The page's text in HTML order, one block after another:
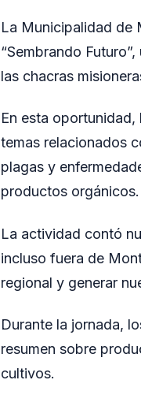
La Municipalidad de
“Sembrando
las chacras
En esta
temas relacionados
plagas y
productos orgánicos.
La actividad contó
incluso fuera de
regional y generar
Durante la jornada,
resumen sobre
cultivos.